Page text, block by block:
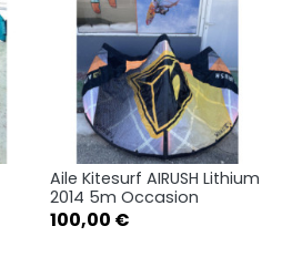
Aile Kitesurf AIRUSH Lithium
2014 5m Occasion
Prix
100,00 €